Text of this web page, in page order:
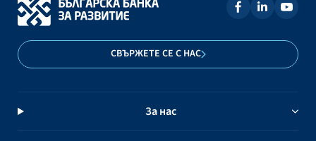
СВЪРЖЕТЕ СЕ С НАС
За нас